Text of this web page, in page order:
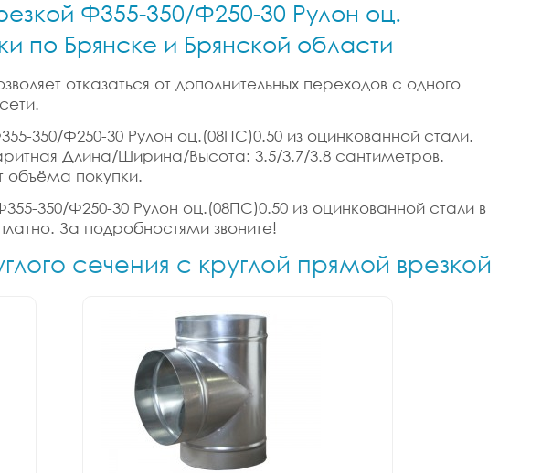
Ф355-350/Ф250-30 Рулон оц.
по Брянске и Брянской области
отказаться от дополнительных переходов с одного
350/Ф250-30 Рулон оц.(08ПС)0.50 из оцинкованной стали.
Длина/Ширина/Высота: 3.5/3.7/3.8 сантиметров.
объёма покупки.
350/Ф250-30 Рулон оц.(08ПС)0.50 из оцинкованной стали в
За подробностями звоните!
сечения с круглой прямой врезкой